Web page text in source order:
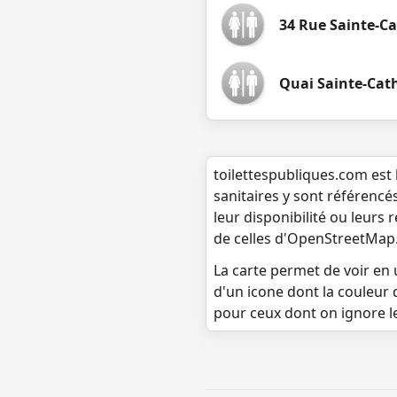
34 Rue Sainte-
Quai Sainte-
toilettespubliques.com est
sanitaires y sont
leur disponibilité ou leurs
de celles
La carte permet de voir
d'un icone dont la couleur
pour ceux dont on ignore